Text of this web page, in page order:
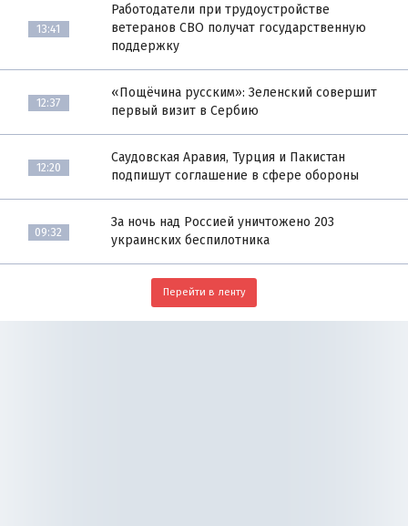
13:41
Работодатели при трудоустройстве
ветеранов СВО получат государственную
поддержку
12:37
«Пощёчина русским»: Зеленский совершит
первый визит в Сербию
12:20
Саудовская Аравия, Турция и Пакистан
подпишут соглашение в сфере обороны
09:32
За ночь над Россией уничтожено 203
украинских беспилотника
Перейти в ленту